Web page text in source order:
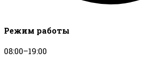
Режим работы
08:00–19:00